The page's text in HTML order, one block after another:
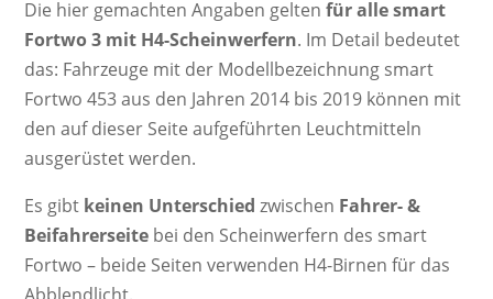
Die hier gemachten Angaben gelten für alle smart
Fortwo 3 mit H4-Scheinwerfern. Im Detail bedeutet
das: Fahrzeuge mit der Modellbezeichnung smart
Fortwo 453 aus den Jahren 2014 bis 2019 können mit
den auf dieser Seite aufgeführten Leuchtmitteln
ausgerüstet werden.
Es gibt keinen Unterschied zwischen Fahrer- &
Beifahrerseitebei den Scheinwerfern des smart
Fortwo – beide Seiten verwenden H4-Birnen für das
Abblendlicht.